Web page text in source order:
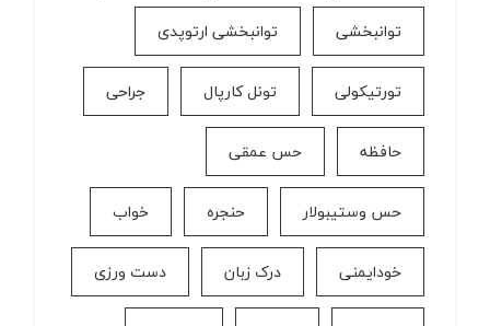
توانبخشی توانبخشی ارتوپدی
تورتیکولی تونل کارپال جراحی
حافظه حس عمقی
حس وستیبولار حنجره خواب
خودایمنی درک زبان دست ورزی